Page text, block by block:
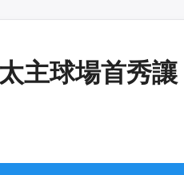
主球場首秀讓